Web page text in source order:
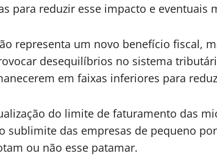
para reduzir esse impacto e eventuais
representa um novo benefício fiscal,
desequilíbrios no sistema
em faixas inferiores para
do limite de faturamento das
das empresas de pequeno
ou não esse patamar.